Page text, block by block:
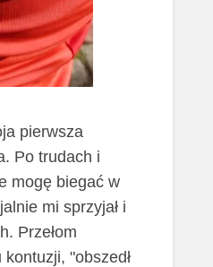
pierwsza
Po trudach i
mogę biegać w
mi sprzyjał i
Przełom
"obszedł